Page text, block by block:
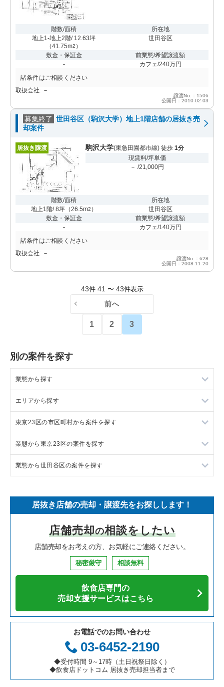
階数/面積
地上1-地上2階/ 12.63坪
（41.75m2 ）
所在地
世田谷区
敷金・保証金
-
前業態/希望譲渡額
カフェ/240万円
諸条件はご相談ください
取扱会社: －
譲渡No.：1506
公開日：2010-02-03
募集終了 世田谷区（駒沢大学）地上1階店舗の居抜き売
却案件
居抜き譲渡 駒沢大学(東急田園都市線) 徒歩 1分
現賃料/坪単価
－ /21,000円
階数/面積
地上1階/ 8坪（26.5m2 ）
所在地
世田谷区
敷金・保証金
-
前業態/希望譲渡額
カフェ/140万円
諸条件はご相談ください
取扱会社: －
譲渡No.：628
公開日：2008-11-20
43件 41 〜 43件表示
前へ
1 2 3
別の案件を探す
業態から探す
ラーメンの居抜き売却物件の案件一覧
フランス料理の居抜き売却物件の案件一覧
イタリア料理の居抜き売却物件の案件一覧
中華の居抜き売却物件の案件一覧
寿司の居抜き売却物件の案件一覧
焼肉の居抜き売却物件の案件一覧
鉄板焼き・お好み焼の居抜き売却物件の案件一覧
カフェの居抜き売却物件の案件一覧
テイクアウトの居抜き売却物件の案件一覧
お弁当・惣菜・デリの居抜き売却物件の案件一覧
カラオケ・パブ・スナックの居抜き売却物件の案件一覧
バーの居抜き売却物件の案件一覧
エリアから探す
東京23区の飲食店の居抜き売却物件の案件一覧
東京都下の飲食店の居抜き売却物件の案件一覧
千葉県の飲食店の居抜き売却物件の案件一覧
神奈川県の飲食店の居抜き売却物件の案件一覧
大阪府の飲食店の居抜き売却物件の案件一覧
兵庫県の飲食店の居抜き売却物件の案件一覧
愛知県の飲食店の居抜き売却物件の案件一覧
岐阜県の飲食店の居抜き売却物件の案件一覧
三重県の飲食店の居抜き売却物件の案件一覧
東京23区の市区町村から案件を探す
目黒区の飲食店の居抜き売却物件の案件一覧
渋谷区の飲食店の居抜き売却物件の案件一覧
新宿区の飲食店の居抜き売却物件の案件一覧
葛飾区の飲食店の居抜き売却物件の案件一覧
中央区の飲食店の居抜き売却物件の案件一覧
千代田区の飲食店の居抜き売却物件の案件一覧
港区の飲食店の居抜き売却物件の案件一覧
足立区の飲食店の居抜き売却物件の案件一覧
板橋区の飲食店の居抜き売却物件の案件一覧
台東区の飲食店の居抜き売却物件の案件一覧
業態から東京23区の案件を探す
東京23区のラーメンの居抜き売却物件の案件一覧
東京23区のイタリア料理の居抜き売却物件の案件一覧
東京23区の中華の居抜き売却物件の案件一覧
東京23区のそば・うどんの居抜き売却物件の案件一覧
東京23区の焼肉の居抜き売却物件の案件一覧
東京23区の鉄板焼き・お好み焼の居抜き売却物件の案件一覧
東京23区のアジア料理の居抜き売却物件の案件一覧
東京23区のカフェの居抜き売却物件の案件一覧
東京23区のテイクアウトの居抜き売却物件の案件一覧
業態から世田谷区の案件を探す
世田谷区のフランス料理の居抜き売却物件の案件一覧
世田谷区のイタリア料理の居抜き売却物件の案件一覧
世田谷区の中華の居抜き売却物件の案件一覧
世田谷区の焼肉の居抜き売却物件の案件一覧
世田谷区の鉄板焼き・お好み焼の居抜き売却物件の案件一覧
世田谷区のアジア料理の居抜き売却物件の案件一覧
世田谷区のカフェの居抜き売却物件の案件一覧
世田谷区のテイクアウトの居抜き売却物件の案件一覧
居抜き店舗の売却・譲渡先をお探しします！
店舗売却の相談をしたい
店舗売却をお考えの方、お気軽にご連絡ください。
秘密厳守 相談無料
飲食店専門の
売却支援サービスはこちら
お電話でのお問い合わせ
03-6452-2190
◆受付時間 9～17時（土日祝祭日除く）
◆飲食店ドットコム 居抜き売却担当者まで